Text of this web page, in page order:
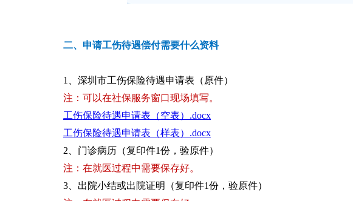
二、申请工伤待遇偿付需要什么资料
1、深圳市工伤保险待遇申请表（原件）
注：可以在社保服务窗口现场填写。
工伤保险待遇申请表（空表）.docx
工伤保险待遇申请表（样表）.docx
2、门诊病历（复印件1份，验原件）
注：在就医过程中需要保存好。
3、出院小结或出院证明（复印件1份，验原件）